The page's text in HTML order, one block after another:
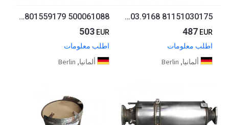
Rußpartikelfilter,Partikelfilter,DPF Euro 6 MAN TGX - 81.15103.0164 81151030164 81.15103.9168 81151030175
487 EUR
اطلب معلومات
ألمانيا, Berlin
Rußpartikelfilter,Partikelfilter,DPF IVECO Daily VI - 3.0D - 5801559179 500061088
503 EUR
اطلب معلومات
ألمانيا, Berlin